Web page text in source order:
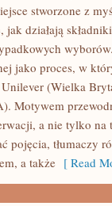
stworzone z
jak działają
jako proces, w
(Wielka
Motywem
a nie tylko na
pojęcia, tłumaczy
a także [ Read